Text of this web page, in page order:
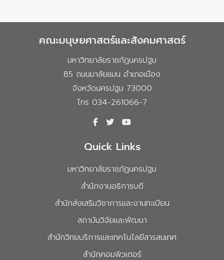
คณะมนุษยศาสตร์และสังคมศาสตร์
มหาวิทยาลัยราชภัฏนครปฐม
85 ถนนมาลัยแมน อำเภอเมือง
จังหวัดนครปฐม 73000
โทร 034-261066-7
Quick Links
มหาวิทยาลัยราชภัฏนครปฐม
สำนักงานอธิการบดี
สำนักส่งเสริมวิชาการและงานทะเบียน
สถาบันวิจัยและพัฒนา
สำนักวิทยบริการและเทคโนโลยีสารสนเทศ
สำนักคอมพิวเตอร์